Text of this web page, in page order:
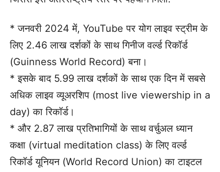
* जनवरी 2024 में, YouTube पर योग लाइव स्ट्रीम के
लिए 2.46 लाख दर्शकों के साथ गिनीज वर्ल्ड रिकॉर्ड
(Guinness World Record) बना।
* इसके बाद 5.99 लाख दर्शकों के साथ एक दिन में सबसे
अधिक लाइव व्यूअरशिप (most live viewership in a
day) का रिकॉर्ड।
* और 2.87 लाख प्रतिभागियों के साथ वर्चुअल ध्यान
कक्षा (virtual meditation class) के लिए वर्ल्ड
रिकॉर्ड यूनियन (World Record Union) का टाइटल